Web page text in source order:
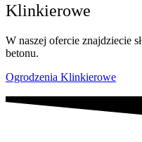
Klinkierowe
W naszej ofercie znajdziecie
betonu.
Ogrodzenia Klinkierowe